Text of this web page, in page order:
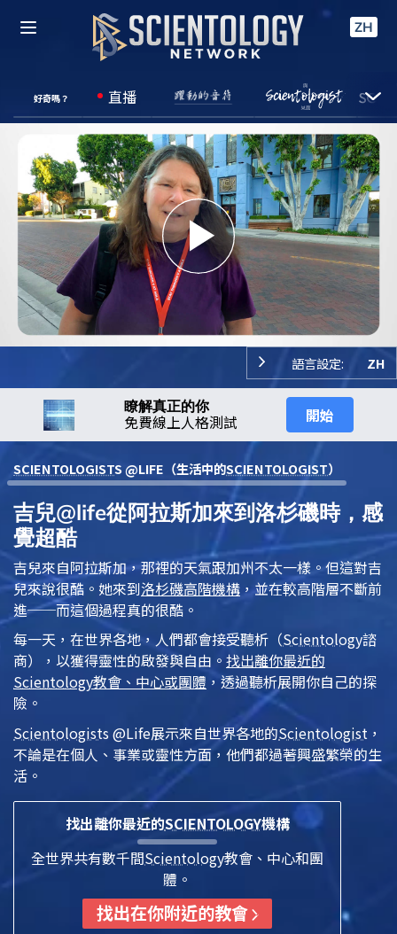
ZH
好奇嗎？ 直播
Play
Video
語言設定: ZH
瞭解真正的你
免費線上人格測試 開始
SCIENTOLOGISTS @LIFE（生活中的SCIENTOLOGIST）
吉兒@life從阿拉斯加來到洛杉磯時，感
覺超酷
吉兒來自阿拉斯加，那裡的天氣跟加州不太一樣。但這對吉
兒來說很酷。她來到洛杉磯高階機構 ，並在較高階層不斷前
進──而這個過程真的很酷。
每一天，在世界各地，人們都會接受聽析 （Scientology諮
商），以獲得靈性的啟發與自由。 找出離你最近的
Scientology教會、中心或團體 ，透過聽析展開你自己的探
險。
Scientologists @Life展示來自世界各地的Scientologist ，
不論是在個人、事業或靈性方面，他們都過著興盛繁榮的生
活。
找出離你最近的SCIENTOLOGY機構
全世界共有數千間Scientology教會、中心和團
體。
找出在你附近的教會